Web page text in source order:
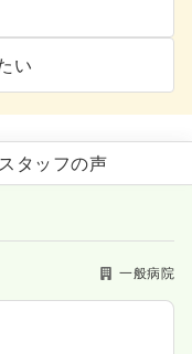
い
スタッフの声
一般病院